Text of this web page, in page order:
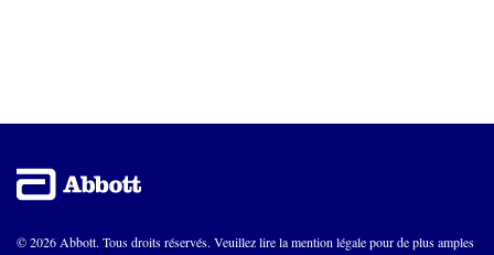
© 2026 Abbott. Tous droits réservés. Veuillez lire la mention légale pour de plus amples